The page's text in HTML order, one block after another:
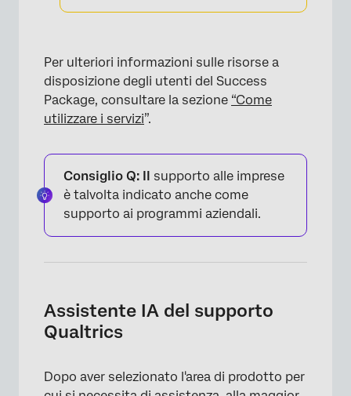
Per ulteriori informazioni sulle risorse a
disposizione degli utenti del Success
Package, consultare la sezione “Come
utilizzare i servizi”.
Consiglio Q: Il
supporto alle imprese
è talvolta indicato anche come
supporto ai programmi aziendali.
Assistente IA del supporto
Qualtrics
Dopo aver selezionato l'area di prodotto per